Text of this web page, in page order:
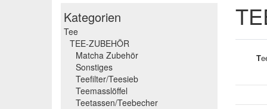
Kategorien
Tee
TEE-ZUBEHÖR
Matcha Zubehör
Sonstiges
Teefilter/Teesieb
Teemasslöffel
Teetassen/Teebecher
T